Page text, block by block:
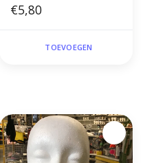
€5,80
TOEVOEGEN